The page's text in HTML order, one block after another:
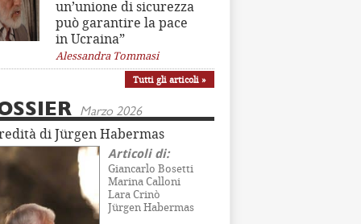
un’unione di sicurezza
può garantire la pace
in Ucraina”
Alessandra Tommasi
Tutti gli articoli »
Marzo 2026
di Jürgen Habermas
Articoli di:
Giancarlo Bosetti
Marina Calloni
Lara Crinò
Jürgen Habermas